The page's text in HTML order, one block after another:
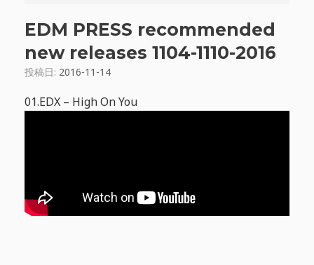
EDM PRESS recommended
new releases 1104-1110-2016
投稿日: 2016-11-14
01.EDX – High On You